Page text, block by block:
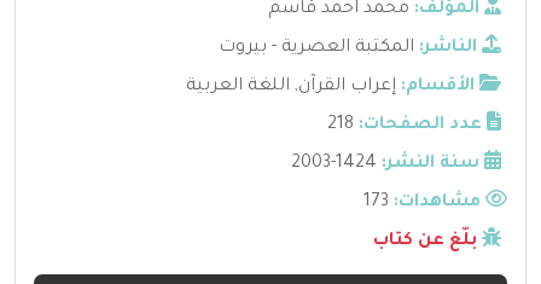
المؤلف: محمد احمد قاسم
الناشر: المكتبة العصرية - بيروت
الأقسام: إعراب القرآن, اللغة العربية
عدد الصفحات: 218
سنة النشر: 1424-2003
مشاهدات:
بلّغ عن كتاب